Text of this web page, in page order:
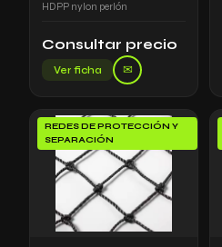
HDPP nylon perlón
Consultar precio
Ver ficha ✉
REDES DE PROTECCIÓN Y
SEPARACIÓN